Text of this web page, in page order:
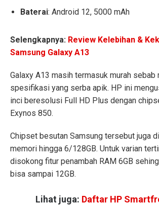
Baterai: Android 12, 5000 mAh
Selengkapnya: Review Kelebihan &
Samsung Galaxy A13
Galaxy A13 masih termasuk murah sebab
spesifikasi yang serba apik. HP ini
inci beresolusi Full HD Plus dengan
Exynos 850.
Chipset besutan Samsung tersebut juga
memori hingga 6/128GB. Untuk varian
disokong fitur penambah RAM 6GB
bisa sampai 12GB.
Lihat juga: Daftar HP